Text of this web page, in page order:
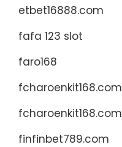
etbet16888.com
fafa 123 slot
faro168
fcharoenkit168.com
fcharoenkit168.com
finfinbet789.com